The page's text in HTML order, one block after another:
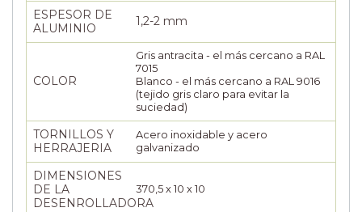
ESPESOR DE
ALUMINIO
1,2-2 mm
COLOR
Gris antracita - el más cercano a RAL
7015
Blanco - el más cercano a RAL 9016
(tejido gris claro para evitar la
suciedad)
TORNILLOS Y
HERRAJERIA
Acero inoxidable y acero
galvanizado
DIMENSIONES
DE LA
DESENROLLADORA
370,5 x 10 x 10